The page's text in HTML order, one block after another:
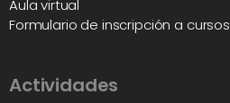
Aula virtual
Formulario de inscripción a cursos
Actividades